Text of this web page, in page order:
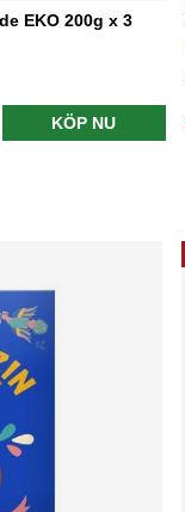
EKO 200g x 3
KÖP NU